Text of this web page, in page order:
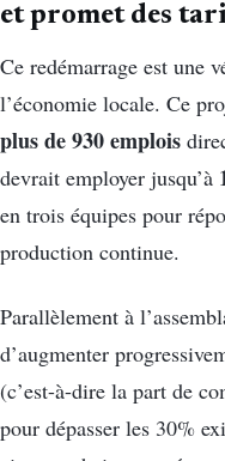
et promet des
Ce redémarrage est une
l’économie locale. Ce
plus de 930 emplois
devrait employer jusqu’à
en trois équipes pour
production continue.
Parallèlement à
d’augmenter
(c’est-à-dire la part de
pour dépasser les 30%